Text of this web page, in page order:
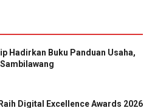
Hadirkan Buku Panduan Usaha,
Digital Excellence Awards 2026